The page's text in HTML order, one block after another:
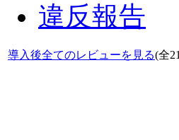
違反報告
導入後全てのレビューを見る(全